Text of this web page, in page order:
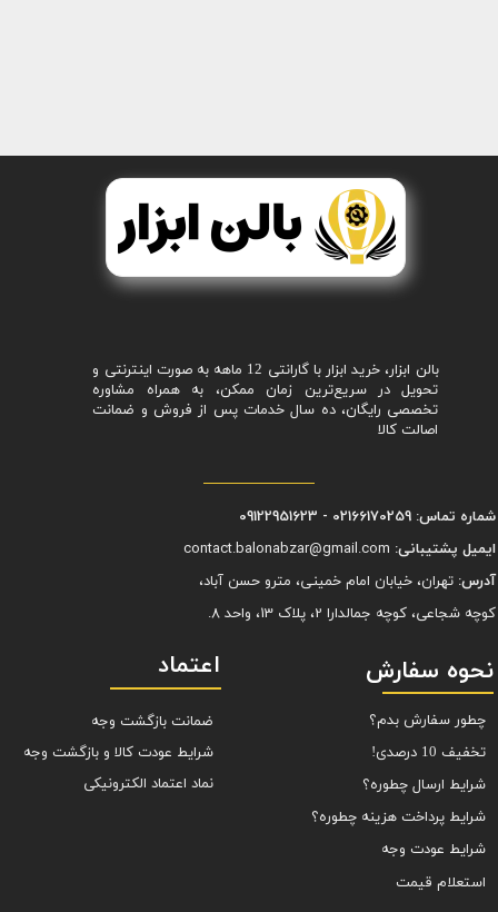
بالن ابزار، خرید ابزار با گارانتی 12 ماهه به صورت اینترنتی و
تحویل در سریع‌ترین زمان ممکن، به همراه مشاوره
تخصصی رایگان، ده سال خدمات پس از فروش و ضمانت
اصالت کالا
شماره تماس: 02166170259 - 09122951623
ایمیل پشتیبانی:
آدرس: تهران، خیابان امام خمینی، مترو حسن آباد،
کوچه شجاعی، کوچه جمالدارا 2، پلاک 13، واحد 8.
نحوه سفارش
چطور سفارش بدم؟
تخفیف 10 درصدی!
شرایط ارسال چطوره؟
شرایط پرداخت هزینه چطوره؟
شرایط عودت وجه
استعلام قیمت
اعتماد
ضمانت بازگشت وجه
شرایط عودت کالا و بازگشت وجه
نماد اعتماد الکترونیکی